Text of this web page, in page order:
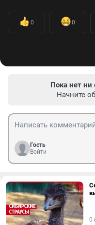
0 0
Пока нет ни
Начните
Гость
Войти
0